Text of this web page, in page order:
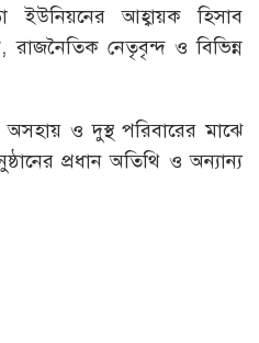
ইউনিয়নের আহ্বায়ক হিসাব
রাজনৈতিক নেতৃবৃন্দ ও বিভিন্ন
ও দুস্থ পরিবারের মাঝে
প্রধান অতিথি ও অন্যান্য